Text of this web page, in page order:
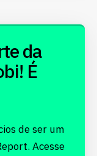
da
É
de ser um
Acesse